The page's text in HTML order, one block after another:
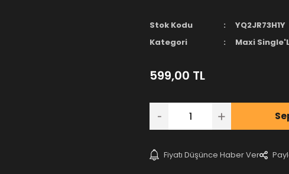
Stok Kodu
YQ2JR73H1Y
Kategori
Maxi
599,00 TL
Fiyatı Düşünce Haber Ver